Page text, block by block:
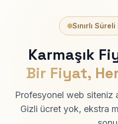
Sınırlı
Karmaşık
Bir Fiyat,
Profesyonel web siteniz
Gizli ücret yok, ekstra